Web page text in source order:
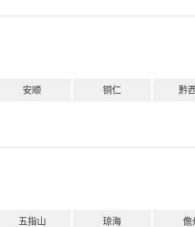
安顺 铜仁 黔
五指山 琼海 儋